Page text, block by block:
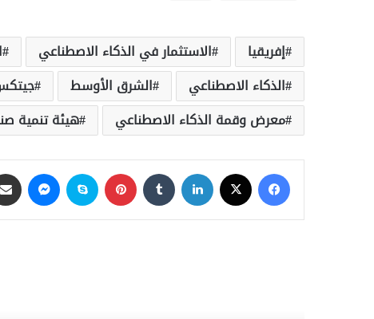
إفريقيا الاستثمار في الذكاء الاصطناعي
الذكاء الاصطناعي
الشرق الأوسط
معرض وقمة الذكاء الاصطناعي
هيئة تنمية